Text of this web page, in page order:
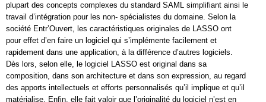
plupart des concepts complexes du standard SAML simplifiant ainsi le
travail d’intégration pour les non- spécialistes du domaine. Selon la
société Entr’Ouvert, les caractéristiques originales de LASSO ont
pour effet d’en faire un logiciel qui s’implémente facilement et
rapidement dans une application, à la différence d’autres logiciels.
Dès lors, selon elle, le logiciel LASSO est original dans sa
composition, dans son architecture et dans son expression, au regard
des apports intellectuels et efforts personnalisés qu’il implique et qu’il
matérialise. Enfin, elle fait valoir que l’originalité du logiciel n’est en